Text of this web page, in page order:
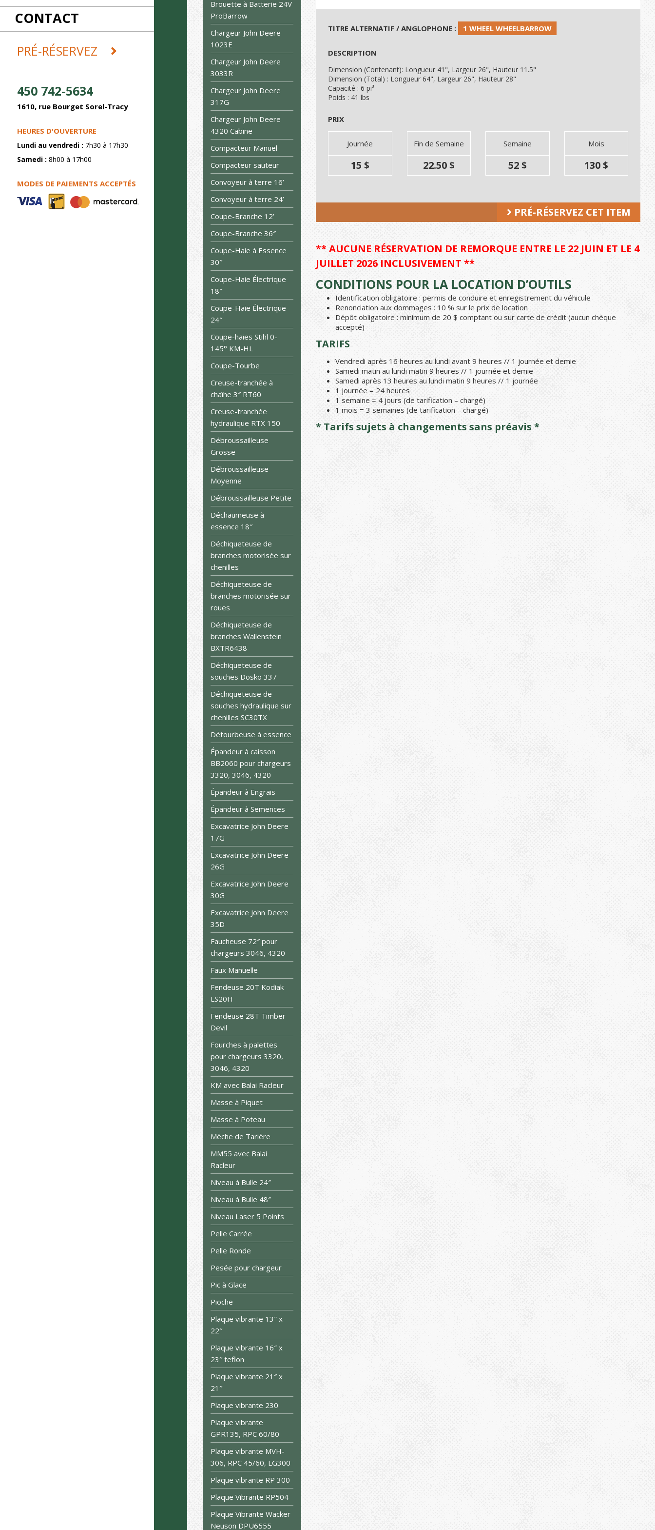
CONTACT
PRÉ-RÉSERVEZ
450 742-5634
1610, rue Bourget Sorel-Tracy
HEURES D'OUVERTURE
Lundi au vendredi : 7h30 à 17h30
Samedi : 8h00 à 17h00
MODES DE PAIEMENTS ACCEPTÉS
REMORQUES ET DÉMÉNAGEMENT
SABLAGE
Brouette à Batterie 24V
ProBarrow
Chargeur John Deere
1023E
Chargeur John Deere
3033R
Chargeur John Deere
317G
Chargeur John Deere
4320 Cabine
Compacteur Manuel
Compacteur sauteur
Convoyeur à terre 16’
Convoyeur à terre 24’
Coupe-Branche 12’
Coupe-Branche 36″
Coupe-Haie à Essence
30″
Coupe-Haie Électrique
18″
Coupe-Haie Électrique
24″
Coupe-haies Stihl 0-
145° KM-HL
Coupe-Tourbe
Creuse-tranchée à
chaîne 3″ RT60
Creuse-tranchée
hydraulique RTX 150
Débroussailleuse
Grosse
Débroussailleuse
Moyenne
Débroussailleuse Petite
Déchaumeuse à
essence 18″
Déchiqueteuse de
branches motorisée sur
chenilles
Déchiqueteuse de
branches motorisée sur
roues
Déchiqueteuse de
branches Wallenstein
BXTR6438
Déchiqueteuse de
souches Dosko 337
Déchiqueteuse de
souches hydraulique sur
chenilles SC30TX
Détourbeuse à essence
Épandeur à caisson
BB2060 pour chargeurs
3320, 3046, 4320
Épandeur à Engrais
Épandeur à Semences
Excavatrice John Deere
17G
Excavatrice John Deere
26G
Excavatrice John Deere
30G
Excavatrice John Deere
35D
Faucheuse 72″ pour
chargeurs 3046, 4320
Faux Manuelle
Fendeuse 20T Kodiak
LS20H
Fendeuse 28T Timber
Devil
Fourches à palettes
pour chargeurs 3320,
3046, 4320
KM avec Balai Racleur
Masse à Piquet
Masse à Poteau
Mèche de Tarière
MM55 avec Balai
Racleur
Niveau à Bulle 24″
Niveau à Bulle 48″
Niveau Laser 5 Points
Pelle Carrée
Pelle Ronde
Pesée pour chargeur
Pic à Glace
Pioche
Plaque vibrante 13″ x
22″
Plaque vibrante 16″ x
23″ teflon
Plaque vibrante 21″ x
21″
Plaque vibrante 230
Plaque vibrante
GPR135, RPC 60/80
Plaque vibrante MVH-
306, RPC 45/60, LG300
Plaque vibrante RP 300
Plaque Vibrante RP504
Plaque Vibrante Wacker
Neuson DPU6555
TITRE ALTERNATIF / ANGLOPHONE : 1 WHEEL WHEELBARROW
DESCRIPTION
Dimension (Contenant): Longueur 41", Largeur 26", Hauteur 11.5"
Dimension (Total) : Longueur 64", Largeur 26", Hauteur 28"
Capacité : 6 pi³
Poids : 41 lbs
PRIX
Journée
15 $
Fin de Semaine
22.50 $
Semaine
52 $
Mois
130 $
PRÉ-RÉSERVEZ CET ITEM
** AUCUNE RÉSERVATION DE REMORQUE ENTRE LE 22 JUIN ET LE 4
JUILLET 2026 INCLUSIVEMENT **
CONDITIONS POUR LA LOCATION D’OUTILS
Identification obligatoire : permis de conduire et enregistrement du véhicule
Renonciation aux dommages : 10 % sur le prix de location
Dépôt obligatoire : minimum de 20 $ comptant ou sur carte de crédit (aucun chèque
accepté)
TARIFS
Vendredi après 16 heures au lundi avant 9 heures // 1 journée et demie
Samedi matin au lundi matin 9 heures // 1 journée et demie
Samedi après 13 heures au lundi matin 9 heures // 1 journée
1 journée = 24 heures
1 semaine = 4 jours (de tarification – chargé)
1 mois = 3 semaines (de tarification – chargé)
* Tarifs sujets à changements sans préavis *